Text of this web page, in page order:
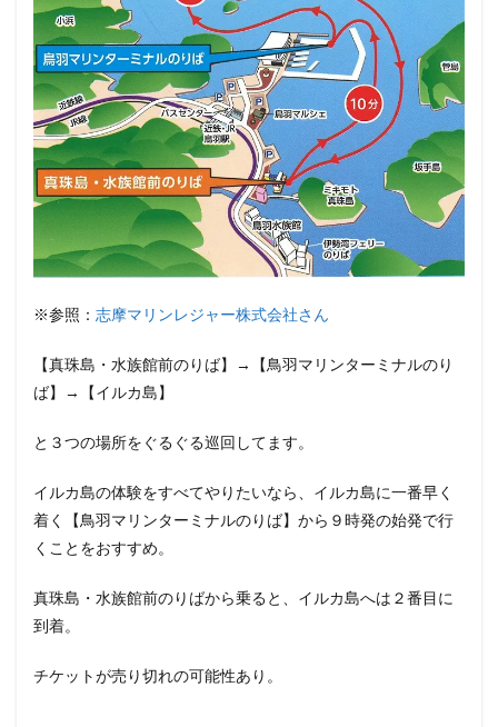
※参照： 志摩マリンレジャー株式会社さん
【真珠島・水族館前のりば】→【鳥羽マリンターミナルのり
ば】→【イルカ島】
と３つの場所をぐるぐる巡回してます。
イルカ島の体験をすべてやりたいなら、イルカ島に一番早く
着く【鳥羽マリンターミナルのりば】から９時発の始発で行
くことをおすすめ。
真珠島・水族館前のりばから乗ると、イルカ島へは２番目に
到着。
チケットが売り切れの可能性あり。